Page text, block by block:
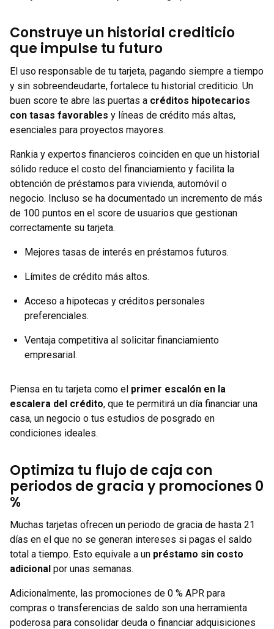
Construye un historial crediticio
que impulse tu futuro
El uso responsable de tu tarjeta, pagando siempre a tiempo
y sin sobreendeudarte, fortalece tu historial crediticio. Un
buen score te abre las puertas a créditos hipotecarios
con tasas favorables y líneas de crédito más altas,
esenciales para proyectos mayores.
Rankia y expertos financieros coinciden en que un historial
sólido reduce el costo del financiamiento y facilita la
obtención de préstamos para vivienda, automóvil o
negocio. Incluso se ha documentado un incremento de más
de 100 puntos en el score de usuarios que gestionan
correctamente su tarjeta.
Mejores tasas de interés en préstamos futuros.
Límites de crédito más altos.
Acceso a hipotecas y créditos personales
preferenciales.
Ventaja competitiva al solicitar financiamiento
empresarial.
Piensa en tu tarjeta como el primer escalón en la
escalera del crédito, que te permitirá un día financiar una
casa, un negocio o tus estudios de posgrado en
condiciones ideales.
Optimiza tu flujo de caja con
periodos de gracia y promociones 0
%
Muchas tarjetas ofrecen un periodo de gracia de hasta 21
días en el que no se generan intereses si pagas el saldo
total a tiempo. Esto equivale a un préstamo sin costo
adicional por unas semanas.
Adicionalmente, las promociones de 0 % APR para
compras o transferencias de saldo son una herramienta
poderosa para consolidar deuda o financiar adquisiciones